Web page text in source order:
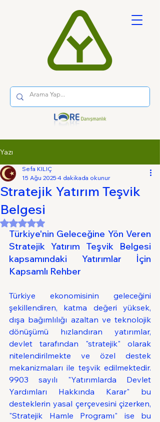
Yazı
Stratejik Yatırım Teşvik
Belgesi
Sefa KILIÇ
15 Ağu 2025 4 dakikada okunur
5 üzerinden NaN yıldız
Türkiye'nin Geleceğine Yön Veren
Stratejik Yatırım Teşvik Belgesi
kapsamındaki Yatırımlar İçin
Kapsamlı Rehber
Türkiye ekonomisinin geleceğini
şekillendiren, katma değeri yüksek,
dışa bağımlılığı azaltan ve teknolojik
dönüşümü hızlandıran yatırımlar,
devlet tarafından "stratejik" olarak
nitelendirilmekte ve özel destek
mekanizmaları ile teşvik edilmektedir.
9903 sayılı "Yatırımlarda Devlet
Yardımları Hakkında Karar" bu
desteklerin yasal çerçevesini çizerken,
"Stratejik Hamle Programı" ise bu